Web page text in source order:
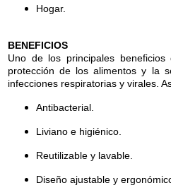
Hogar.
BENEFICIOS
Uno de los principales
protección de los alimentos y la
infecciones respiratorias y virales.
Antibacterial.
Liviano e higiénico.
Reutilizable y lavable.
Diseño ajustable y